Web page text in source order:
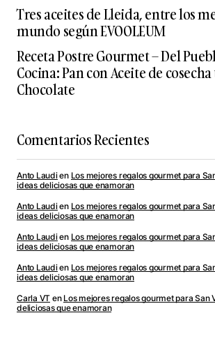
Tres aceites de Lleida, entre los
mundo según EVOOLEUM
Receta Postre Gourmet – Del
Cocina: Pan con Aceite de
Chocolate
Comentarios Recientes
Anto Laudien Los mejores regalos gourmet para
ideas deliciosas que enamoran
Anto Laudien Los mejores regalos gourmet para
ideas deliciosas que enamoran
Anto Laudien Los mejores regalos gourmet para
ideas deliciosas que enamoran
Anto Laudien Los mejores regalos gourmet para
ideas deliciosas que enamoran
Carla VT en Los mejores regalos gourmet para San
deliciosas que enamoran